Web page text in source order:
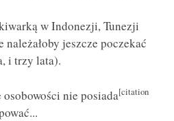
w Indonezji, Tunezji
jeszcze poczekać
i trzy lata).
nie posiada[citation